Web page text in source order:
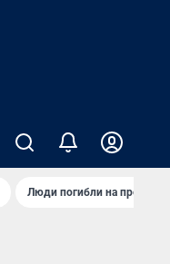
Люди погибли на